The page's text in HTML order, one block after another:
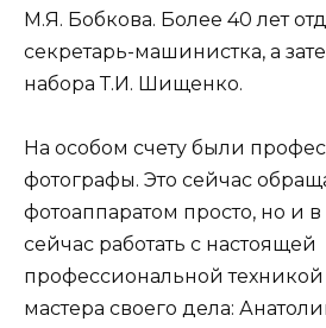
М.Я. Бобкова. Более 40 лет
секретарь-машинистка, а
набора Т.И. Шищенко.
На особом счету были
фотографы. Это сейчас
фотоаппаратом просто, но и
сейчас работать с настоящей
профессиональной техникой
мастера своего дела: